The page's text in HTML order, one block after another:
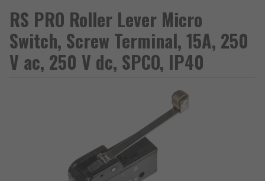
RS PRO Roller Lever Micro
Switch, Screw Terminal, 15A, 250
V ac, 250 V dc, SPCO, IP40